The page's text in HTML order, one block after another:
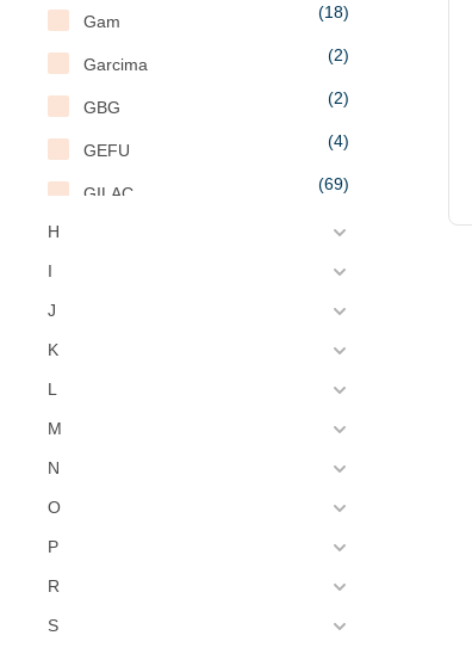
(18)
Gam
(2)
Garcima
(2)
GBG
(4)
GEFU
(69)
GILAC
(2)
(2)
(1)
(4)
H
I
J
K
L
M
N
O
P
R
S